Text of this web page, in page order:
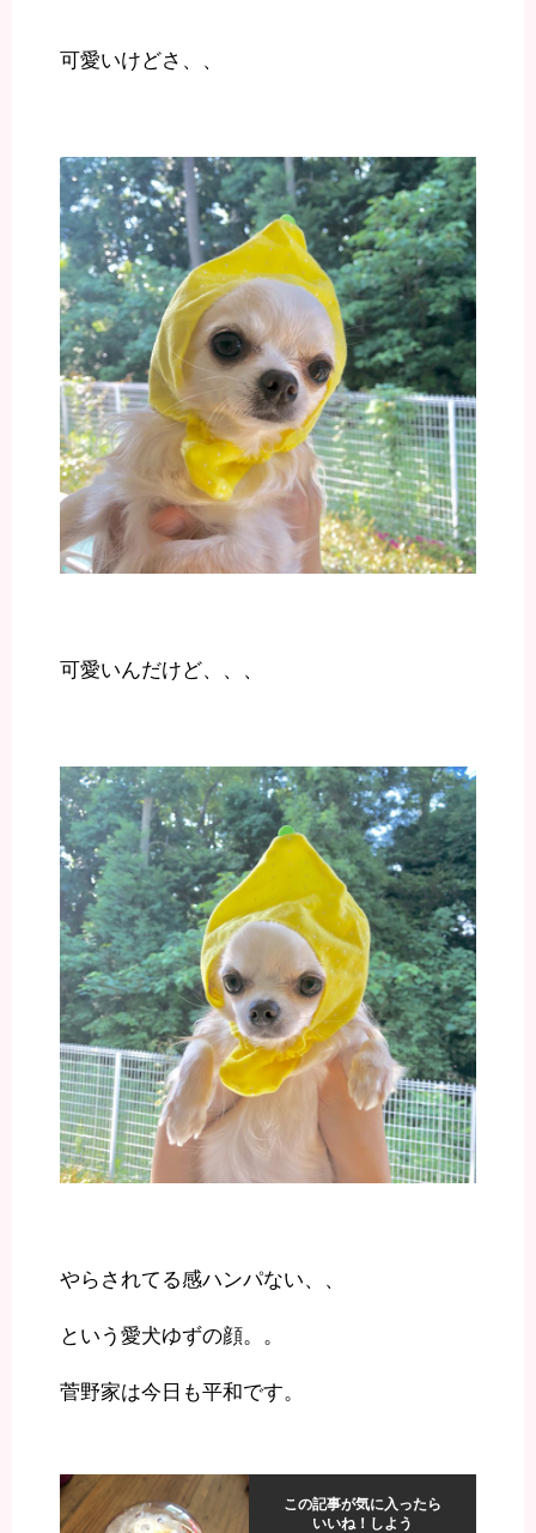
可愛いけどさ、、
可愛いんだけど、、、
やらされてる感ハンパない、、
という愛犬ゆずの顔。。
菅野家は今日も平和です。
この記事が気に入ったら
いいね！しよう